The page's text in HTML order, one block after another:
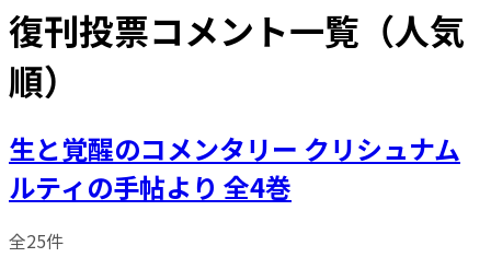
復刊投票コメント一覧（人気
順）
生と覚醒のコメンタリー クリシュナム
ルティの手帖より 全4巻
全25件